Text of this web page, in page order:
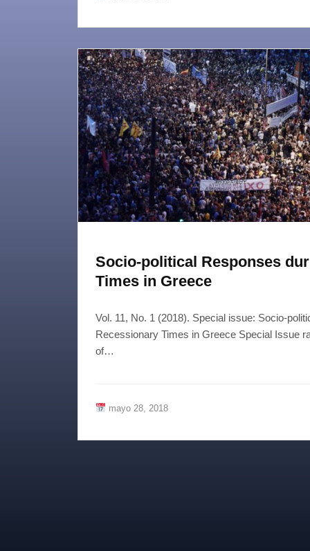
Socio-political Responses
Times in Greece
Vol. 11, No. 1 (2018). Special issue: Socio-
Recessionary Times in Greece Special Issue
of…
mayo 28, 2018